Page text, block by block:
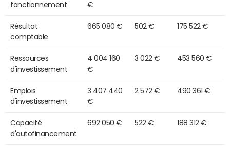
fonctionnement
€
Résultat
comptable
665 080 € 502 € 175 522 €
Ressources
d'investissement
4 004 160
€
3 022 € 453 560 €
Emplois
d'investissement
3 407 440
€
2 572 € 490 361 €
Capacité
d'autofinancement
692 050 € 522 € 188 312 €